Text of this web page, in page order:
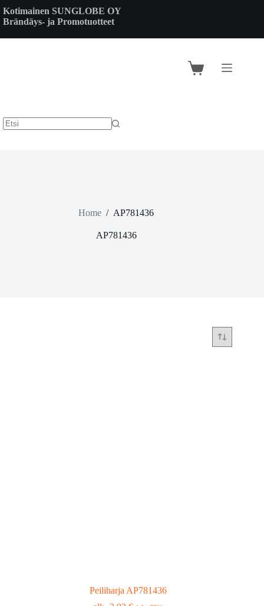
to
content
Kotimainen SUNGLOBE OY
Brändäys- ja Promotuotteet
Shopping
Home / AP781436
AP781436
Peiliharja AP781436